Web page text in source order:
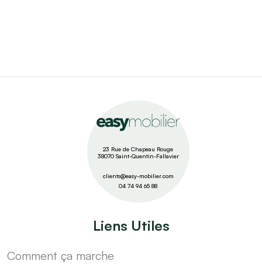
23 Rue de Chapeau Rouge
38070 Saint-Quentin-Fallavier
clients@easy-mobilier.com
04 74 94 65 88
Liens Utiles
Comment ça marche